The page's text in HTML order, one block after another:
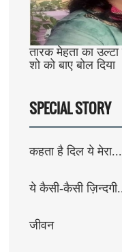
तारक मेहता का
शो को बाए बोल दिया
SPECIAL STORY
कहता है दिल ये मेरा...
ये कैसी-कैसी
जीवन